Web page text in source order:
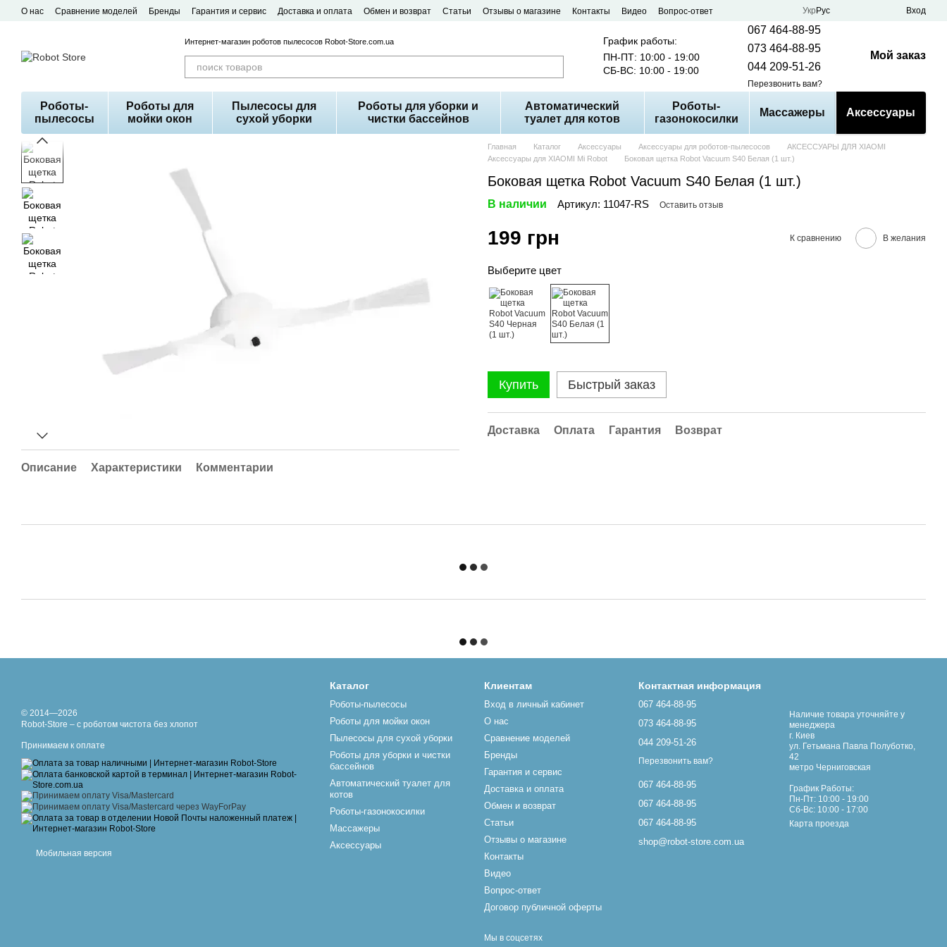
Перейти к основному контенту
О нас Сравнение моделей Бренды Гарантия и сервис Доставка и оплата Обмен и возврат Статьи Отзывы о магазине Контакты Видео
Вопрос-ответ
Укр Рус Вход
Интернет-магазин роботов пылесосов Robot-Store.com.ua
График работы:
ПН-ПТ: 10:00 - 19:00
СБ-ВС: 10:00 - 19:00
067 464-88-95
073 464-88-95
044 209-51-26
Перезвонить вам?
Мой заказ
Роботы-
пылесосы
Роботы для
мойки окон
Пылесосы для
сухой уборки
Роботы для уборки и
чистки бассейнов
Автоматический
туалет для котов
Роботы-
газонокосилки
Массажеры Аксессуары
Описание Характеристики Комментарии
Главная Каталог Аксессуары Аксессуары для роботов-пылесосов
АКСЕССУАРЫ ДЛЯ XIAOMI
Аксессуары для XIAOMI Mi Robot
Боковая щетка Robot Vacuum S40 Белая (1 шт.)
Боковая щетка Robot Vacuum S40 Белая (1 шт.)
В наличии Артикул: 11047-RS Оставить отзыв
199 грн К сравнению В желания
Выберите цвет
Купить Быстрый заказ
Доставка Оплата Гарантия Возврат
© 2014—2026
Robot-Store – с роботом чистота без хлопот
Принимаем к оплате
Мобильная версия
Каталог
Роботы-пылесосы
Роботы для мойки окон
Пылесосы для сухой уборки
Роботы для уборки и чистки
бассейнов
Автоматический туалет для
котов
Роботы-газонокосилки
Массажеры
Аксессуары
Клиентам
Вход в личный кабинет
О нас
Сравнение моделей
Бренды
Гарантия и сервис
Доставка и оплата
Обмен и возврат
Статьи
Отзывы о магазине
Контакты
Видео
Вопрос-ответ
Договор публичной оферты
Мы в соцсетях
Контактная информация
067 464-88-95
073 464-88-95
044 209-51-26
Перезвонить вам?
067 464-88-95
067 464-88-95
067 464-88-95
shop@robot-store.com.ua
Наличие товара уточняйте у
менеджера
г. Киев
ул. Гетьмана Павла Полуботко,
42
метро Черниговская
График Работы:
Пн-Пт: 10:00 - 19:00
Сб-Вс: 10:00 - 17:00
Карта проезда